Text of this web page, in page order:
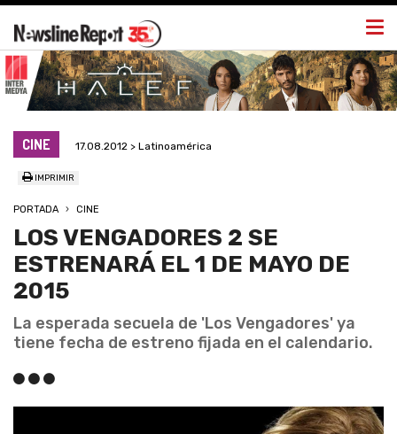
CINE 17.08.2012 > Latinoamérica
IMPRIMIR
PORTADA CINE
LOS VENGADORES 2 SE
ESTRENARÁ EL 1 DE MAYO DE
2015
La esperada secuela de 'Los Vengadores' ya
tiene fecha de estreno fijada en el calendario.